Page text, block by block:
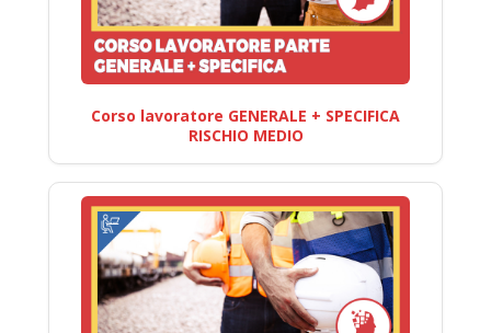
Corso lavoratore GENERALE + SPECIFICA
RISCHIO MEDIO